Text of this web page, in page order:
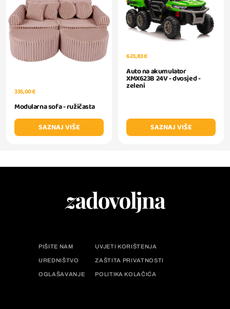
335,00 €
Modularna sofa - ružičasta
SAZNAJ VIŠE
623,83 €
Auto na akumulator
XMX623B 24V - dvosjed -
zeleni
SAZNAJ VIŠE
PIŠITE NAM UVJETI KORIŠTENJA
UREDNIŠTVO ZAŠTITA PRIVATNOSTI
OGLAŠAVANJE POLITIKA KOLAČIĆA